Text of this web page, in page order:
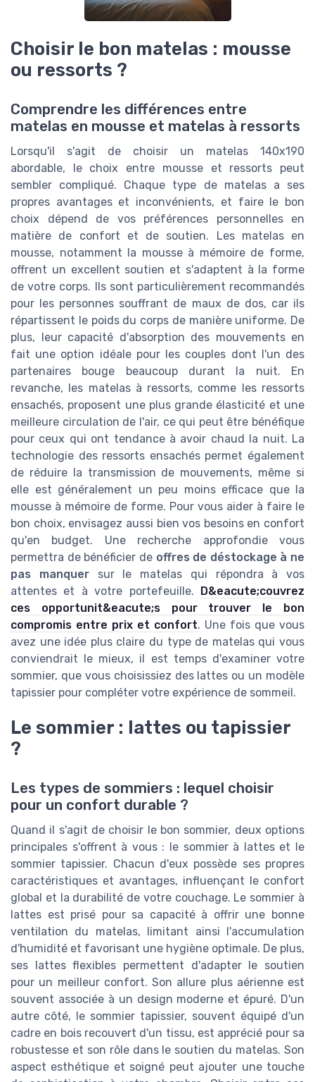
Choisir le bon matelas : mousse
ou ressorts ?
Comprendre les différences entre
matelas en mousse et matelas à ressorts
Lorsqu'il s'agit de choisir un matelas 140x190
abordable, le choix entre mousse et ressorts peut
sembler compliqué. Chaque type de matelas a ses
propres avantages et inconvénients, et faire le bon
choix dépend de vos préférences personnelles en
matière de confort et de soutien. Les matelas en
mousse, notamment la mousse à mémoire de forme,
offrent un excellent soutien et s'adaptent à la forme
de votre corps. Ils sont particulièrement recommandés
pour les personnes souffrant de maux de dos, car ils
répartissent le poids du corps de manière uniforme. De
plus, leur capacité d'absorption des mouvements en
fait une option idéale pour les couples dont l'un des
partenaires bouge beaucoup durant la nuit. En
revanche, les matelas à ressorts, comme les ressorts
ensachés, proposent une plus grande élasticité et une
meilleure circulation de l'air, ce qui peut être bénéfique
pour ceux qui ont tendance à avoir chaud la nuit. La
technologie des ressorts ensachés permet également
de réduire la transmission de mouvements, même si
elle est généralement un peu moins efficace que la
mousse à mémoire de forme. Pour vous aider à faire le
bon choix, envisagez aussi bien vos besoins en confort
qu'en budget. Une recherche approfondie vous
permettra de bénéficier de offres de déstockage à ne
pas manquersur le matelas qui répondra à vos
attentes et à votre portefeuille. D&eacute;couvrez
ces opportunit&eacute;s pour trouver le bon
compromis entre prix et confort. Une fois que vous
avez une idée plus claire du type de matelas qui vous
conviendrait le mieux, il est temps d'examiner votre
sommier, que vous choisissiez des lattes ou un modèle
tapissier pour compléter votre expérience de sommeil.
Le sommier : lattes ou tapissier
?
Les types de sommiers : lequel choisir
pour un confort durable ?
Quand il s'agit de choisir le bon sommier, deux options
principales s'offrent à vous : le sommier à lattes et le
sommier tapissier. Chacun d'eux possède ses propres
caractéristiques et avantages, influençant le confort
global et la durabilité de votre couchage. Le sommier à
lattes est prisé pour sa capacité à offrir une bonne
ventilation du matelas, limitant ainsi l'accumulation
d'humidité et favorisant une hygiène optimale. De plus,
ses lattes flexibles permettent d'adapter le soutien
pour un meilleur confort. Son allure plus aérienne est
souvent associée à un design moderne et épuré. D'un
autre côté, le sommier tapissier, souvent équipé d'un
cadre en bois recouvert d'un tissu, est apprécié pour sa
robustesse et son rôle dans le soutien du matelas. Son
aspect esthétique et soigné peut ajouter une touche